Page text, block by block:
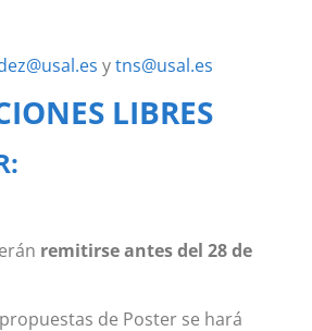
ytns@usal.es
LIBRES
remitirse antes del 28 de
de Poster se hará